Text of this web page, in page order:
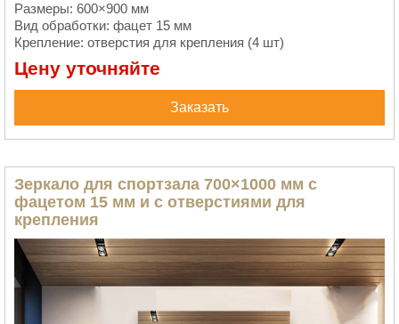
Размеры: 600×900 мм
Вид обработки: фацет 15 мм
Крепление: отверстия для крепления (4 шт)
Цену уточняйте
Заказать
Зеркало для спортзала 700×1000 мм с
фацетом 15 мм и с отверстиями для
крепления